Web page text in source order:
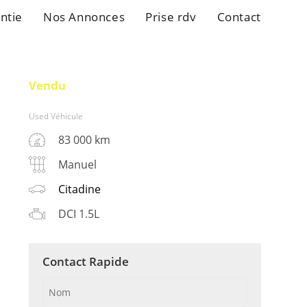
Nos Annonces Prise rdv Contact
Vendu
Used Véhicule
83 000 km
Manuel
Citadine
DCI 1.5L
Contact Rapide